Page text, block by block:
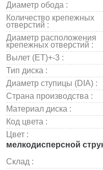
Диаметр обода :
Количество крепежных
отверстий :
Диаметр расположения
крепежных отверстий :
Вылет (ET)+-3 :
Тип диска :
Диаметр ступицы (DIA) :
Страна производства :
Материал диска :
Код цвета :
Цвет :
мелкодисперсной
Склад :